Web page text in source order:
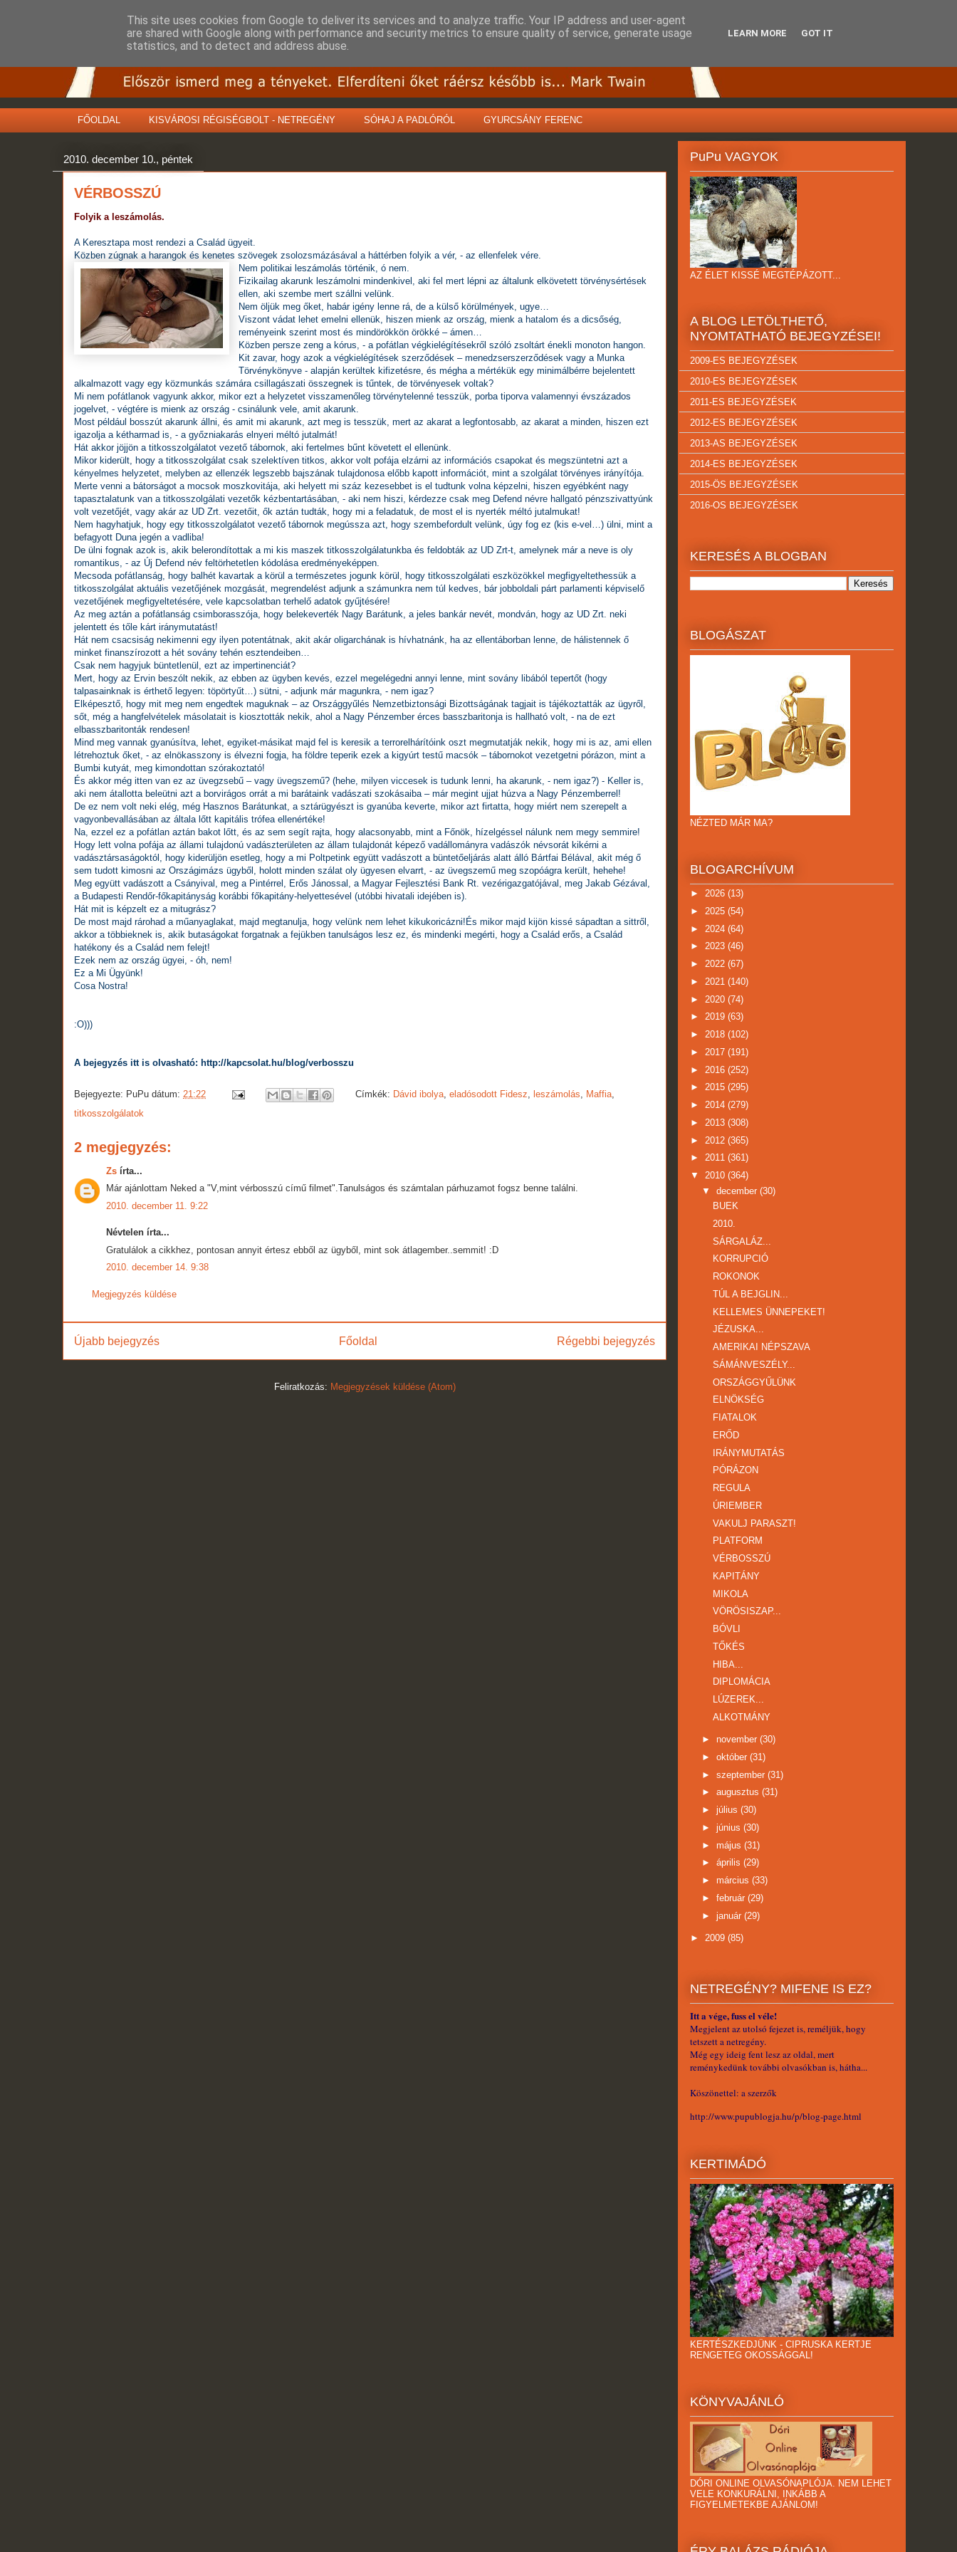
FŐOLDAL KISVÁROSI RÉGISÉGBOLT - NETREGÉNY SÓHAJ A PADLÓRÓL GYURCSÁNY FERENC
2010. december 10., péntek
VÉRBOSSZÚ
Folyik a leszámolás.
A Keresztapa most rendezi a Család ügyeit.
Közben zúgnak a harangok és kenetes szövegek zsolozsmázásával a háttérben folyik a vér, - az ellenfelek vére.
Nem politikai leszámolás történik, ó nem.
Fizikailag akarunk leszámolni mindenkivel, aki fel mert lépni az általunk elkövetett törvénysértések
ellen, aki szembe mert szállni velünk.
Nem öljük meg őket, habár igény lenne rá, de a külső körülmények, ugye…
Viszont vádat lehet emelni ellenük, hiszen mienk az ország, mienk a hatalom és a dicsőség,
reményeink szerint most és mindörökkön örökké – ámen…
Közben persze zeng a kórus, - a pofátlan végkielégítésekről szóló zsoltárt énekli monoton hangon.
Kit zavar, hogy azok a végkielégítések szerződések – menedzserszerződések vagy a Munka
Törvénykönyve - alapján kerültek kifizetésre, és mégha a mértékük egy minimálbérre bejelentett
alkalmazott vagy egy közmunkás számára csillagászati összegnek is tűntek, de törvényesek voltak?
Mi nem pofátlanok vagyunk akkor, mikor ezt a helyzetet visszamenőleg törvénytelenné tesszük, porba tiporva valamennyi évszázados
jogelvet, - végtére is mienk az ország - csinálunk vele, amit akarunk.
Most például bosszút akarunk állni, és amit mi akarunk, azt meg is tesszük, mert az akarat a legfontosabb, az akarat a minden, hiszen ezt
igazolja a kétharmad is, - a győzniakarás elnyeri méltó jutalmát!
Hát akkor jöjjön a titkosszolgálatot vezető tábornok, aki fertelmes bűnt követett el ellenünk.
Mikor kiderült, hogy a titkosszolgálat csak szelektíven titkos, akkor volt pofája elzárni az információs csapokat és megszüntetni azt a
kényelmes helyzetet, melyben az ellenzék legszebb bajszának tulajdonosa előbb kapott információt, mint a szolgálat törvényes irányítója.
Merte venni a bátorságot a mocsok moszkovitája, aki helyett mi száz kezesebbet is el tudtunk volna képzelni, hiszen egyébként nagy
tapasztalatunk van a titkosszolgálati vezetők kézbentartásában, - aki nem hiszi, kérdezze csak meg Defend névre hallgató pénzszivattyúnk
volt vezetőjét, vagy akár az UD Zrt. vezetőit, ők aztán tudták, hogy mi a feladatuk, de most el is nyerték méltó jutalmukat!
Nem hagyhatjuk, hogy egy titkosszolgálatot vezető tábornok megússza azt, hogy szembefordult velünk, úgy fog ez (kis e-vel…) ülni, mint a
befagyott Duna jegén a vadliba!
De ülni fognak azok is, akik belerondítottak a mi kis maszek titkosszolgálatunkba és feldobták az UD Zrt-t, amelynek már a neve is oly
romantikus, - az Új Defend név feltörhetetlen kódolása eredményeképpen.
Mecsoda pofátlanság, hogy balhét kavartak a körül a természetes jogunk körül, hogy titkosszolgálati eszközökkel megfigyeltethessük a
titkosszolgálat aktuális vezetőjének mozgását, megrendelést adjunk a számunkra nem túl kedves, bár jobboldali párt parlamenti képviselő
vezetőjének megfigyeltetésére, vele kapcsolatban terhelő adatok gyűjtésére!
Az meg aztán a pofátlanság csimborasszója, hogy belekeverték Nagy Barátunk, a jeles bankár nevét, mondván, hogy az UD Zrt. neki
jelentett és tőle kárt iránymutatást!
Hát nem csacsiság nekimenni egy ilyen potentátnak, akit akár oligarchának is hívhatnánk, ha az ellentáborban lenne, de hálistennek ő
minket finanszírozott a hét sovány tehén esztendeiben…
Csak nem hagyjuk büntetlenül, ezt az impertinenciát?
Mert, hogy az Ervin beszólt nekik, az ebben az ügyben kevés, ezzel megelégedni annyi lenne, mint sovány libából tepertőt (hogy
talpasainknak is érthető legyen: töpörtyűt…) sütni, - adjunk már magunkra, - nem igaz?
Elképesztő, hogy mit meg nem engedtek maguknak – az Országgyűlés Nemzetbiztonsági Bizottságának tagjait is tájékoztatták az ügyről,
sőt, még a hangfelvételek másolatait is kiosztották nekik, ahol a Nagy Pénzember érces basszbaritonja is hallható volt, - na de ezt
elbasszbaritonták rendesen!
Mind meg vannak gyanúsítva, lehet, egyiket-másikat majd fel is keresik a terrorelhárítóink oszt megmutatják nekik, hogy mi is az, ami ellen
létrehoztuk őket, - az elnökasszony is élvezni fogja, ha földre teperik ezek a kigyúrt testű macsók – tábornokot vezetgetni pórázon, mint a
Bumbi kutyát, meg kimondottan szórakoztató!
És akkor még itten van ez az üvegzsebű – vagy üvegszemű? (hehe, milyen viccesek is tudunk lenni, ha akarunk, - nem igaz?) - Keller is,
aki nem átallotta beleütni azt a borvirágos orrát a mi barátaink vadászati szokásaiba – már megint ujjat húzva a Nagy Pénzemberrel!
De ez nem volt neki elég, még Hasznos Barátunkat, a sztárügyészt is gyanúba keverte, mikor azt firtatta, hogy miért nem szerepelt a
vagyonbevallásában az általa lőtt kapitális trófea ellenértéke!
Na, ezzel ez a pofátlan aztán bakot lőtt, és az sem segít rajta, hogy alacsonyabb, mint a Főnök, hízelgéssel nálunk nem megy semmire!
Hogy lett volna pofája az állami tulajdonú vadászterületen az állam tulajdonát képező vadállományra vadászók névsorát kikérni a
vadásztársaságoktól, hogy kiderüljön esetleg, hogy a mi Poltpetink együtt vadászott a büntetőeljárás alatt álló Bártfai Bélával, akit még ő
sem tudott kimosni az Országimázs ügyből, holott minden szálat oly ügyesen elvarrt, - az üvegszemű meg szopóágra került, hehehe!
Meg együtt vadászott a Csányival, meg a Pintérrel, Erős Jánossal, a Magyar Fejlesztési Bank Rt. vezérigazgatójával, meg Jakab Gézával,
a Budapesti Rendőr-főkapitányság korábbi főkapitány-helyettesével (utóbbi hivatali idejében is).
Hát mit is képzelt ez a mitugrász?
De most majd rárohad a műanyaglakat, majd megtanulja, hogy velünk nem lehet kikukoricázni!És mikor majd kijön kissé sápadtan a sittről,
akkor a többieknek is, akik butaságokat forgatnak a fejükben tanulságos lesz ez, és mindenki megérti, hogy a Család erős, a Család
hatékony és a Család nem felejt!
Ezek nem az ország ügyei, - óh, nem!
Ez a Mi Ügyünk!
Cosa Nostra!
:O)))
A bejegyzés itt is olvasható: http://kapcsolat.hu/blog/verbosszu
Bejegyezte: PuPu dátum: 21:22 Címkék: Dávid ibolya, eladósodott Fidesz leszámolás Maffia,
titkosszolgálatok
2 megjegyzés:
Zs írta...
Már ajánlottam Neked a "V,mint vérbosszú című filmet".Tanulságos és számtalan párhuzamot fogsz benne találni.
2010. december 11. 9:22
Névtelen írta...
Gratulálok a cikkhez, pontosan annyit értesz ebből az ügyből, mint sok átlagember..semmit! :D
2010. december 14. 9:38
Megjegyzés küldése
Újabb bejegyzés Régebbi bejegyzés
Főoldal
Feliratkozás: Megjegyzések küldése (Atom)
PuPu VAGYOK
AZ ÉLET KISSÉ MEGTÉPÁZOTT...
A BLOG LETÖLTHETŐ,
NYOMTATHATÓ BEJEGYZÉSEI!
2009-ES BEJEGYZÉSEK
2010-ES BEJEGYZÉSEK
2011-ES BEJEGYZÉSEK
2012-ES BEJEGYZÉSEK
2013-AS BEJEGYZÉSEK
2014-ES BEJEGYZÉSEK
2015-ÖS BEJEGYZÉSEK
2016-OS BEJEGYZÉSEK
KERESÉS A BLOGBAN
BLOGÁSZAT
NÉZTED MÁR MA?
BLOGARCHÍVUM
► 2026 (13)
► 2025 (54)
► 2024 (64)
► 2023 (46)
► 2022 (67)
► 2021 (140)
► 2020 (74)
► 2019 (63)
► 2018 (102)
► 2017 (191)
► 2016 (252)
► 2015 (295)
► 2014 (279)
► 2013 (308)
► 2012 (365)
► 2011 (361)
▼ 2010 (364)
▼ december (30)
BUEK
2010.
SÁRGALÁZ...
KORRUPCIÓ
ROKONOK
TÚL A BEJGLIN...
KELLEMES ÜNNEPEKET!
JÉZUSKA...
AMERIKAI NÉPSZAVA
SÁMÁNVESZÉLY...
ORSZÁGGYŰLÜNK
ELNÖKSÉG
FIATALOK
ERŐD
IRÁNYMUTATÁS
PÓRÁZON
REGULA
ÚRIEMBER
VAKULJ PARASZT!
PLATFORM
VÉRBOSSZÚ
KAPITÁNY
MIKOLA
VÖRÖSISZAP...
BÓVLI
TŐKÉS
HIBA...
DIPLOMÁCIA
LÚZEREK...
ALKOTMÁNY
► november (30)
► október (31)
► szeptember (31)
► augusztus (31)
► július (30)
► június (30)
► május (31)
► április (29)
► március (33)
► február (29)
► január (29)
► 2009 (85)
NETREGÉNY? MIFENE IS EZ?
Itt a vége, fuss el véle!
Megjelent az utolsó fejezet is, reméljük, hogy
tetszett a netregény.
Még egy ideig fent lesz az oldal, mert
reménykedünk további olvasókban is, hátha...
Köszönettel: a szerzők
http://www.pupublogja.hu/p/blog-page.html
KERTIMÁDÓ
KERTÉSZKEDJÜNK - CIPRUSKA KERTJE
RENGETEG OKOSSÁGGAL!
KÖNYVAJÁNLÓ
DÓRI ONLINE OLVASÓNAPLÓJA. NEM LEHET
VELE KONKURÁLNI, INKÁBB A
FIGYELMETEKBE AJÁNLOM!
This site uses cookies from Google to deliver its services and to analyze traffic. Your IP address and user-agent
are shared with Google along with performance and security metrics to ensure quality of service, generate usage
statistics, and to detect and address abuse.
LEARN MORE GOT IT